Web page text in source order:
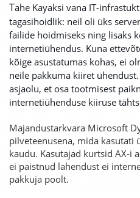
Tahe Kayaksi vana IT-
tagasihoidlik: neil oli üks
failide hoidmiseks ning lisaks
internetiühendus. Kuna
kõige asustatumas kohas, ei
neile pakkuma kiiret
asjaolu, et osa tootmisest
internetiühenduse kiiruse
Majandustarkvara Microsoft
pilveteenusena, mida kasutati
kaudu. Kasutajad kurtsid AX-i
ei paistnud lahendust ei
pakkuja poolt.